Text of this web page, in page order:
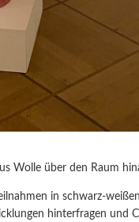
Wolle über den Raum
in schwarz-
hinterfragen und